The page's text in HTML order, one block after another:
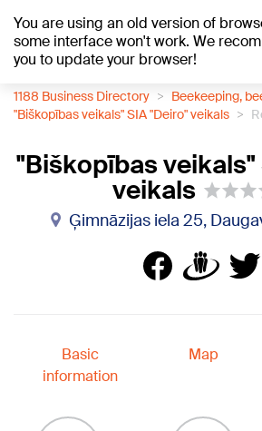
You are using an old version of
some interface won't work. We
you to update your browser!
+21°C
1188 Business Directory
Beekeeping,
"Biškopības veikals" SIA "Deiro" veikals
"Biškopības veikals"
veikals
Ģimnāzijas iela 25,
Basic
information
Map